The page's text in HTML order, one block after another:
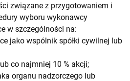
związane z przygotowaniem i
wyboru wykonawcy
w szczególności na:
jako wspólnik spółki cywilnej lub
co najmniej 10 % akcji;
organu nadzorczego lub